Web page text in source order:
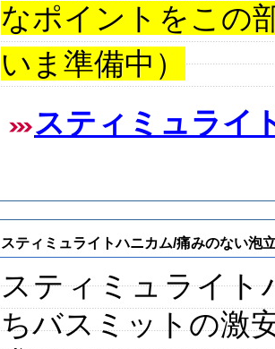
なポイントをこの
いま準備中）
スティミュライ
スティミュライトハニカム/痛みのない泡
スティミュライト
ちバスミットの激